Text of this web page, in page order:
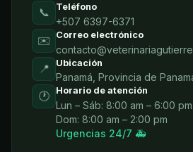
📞 Teléfono
+507 6397-6371
✉️ Correo electrónico
📍 Ubicación
Panamá, Provincia de
🕐 Horario de atención
Lun – Sáb: 8:00 am – 6:00 pm
Dom: 8:00 am – 2:00 pm
Urgencias 24/7 🚑